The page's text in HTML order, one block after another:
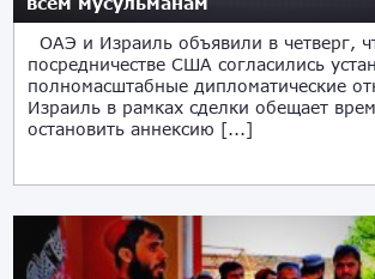
ОАЭ и Израиль объявили в четверг,
посредничестве США согласились
полномасштабные дипломатические
Израиль в рамках сделки обещает
остановить аннексию [...]